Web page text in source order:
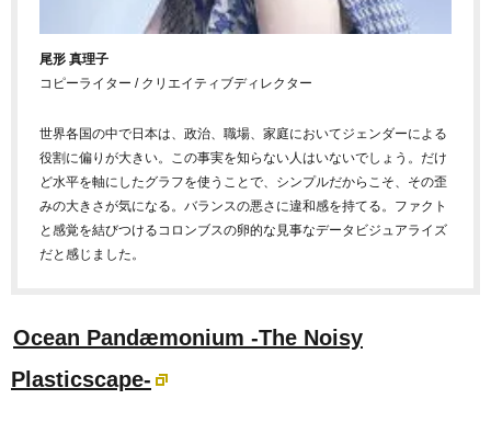
尾形 真理子
コピーライター / クリエイティブディレクター
世界各国の中で日本は、政治、職場、家庭においてジェンダーによる
役割に偏りが大きい。この事実を知らない人はいないでしょう。だけ
ど水平を軸にしたグラフを使うことで、シンプルだからこそ、その歪
みの大きさが気になる。バランスの悪さに違和感を持てる。ファクト
と感覚を結びつけるコロンブスの卵的な見事なデータビジュアライズ
だと感じました。
Ocean Pandæmonium -The Noisy
Plasticscape-